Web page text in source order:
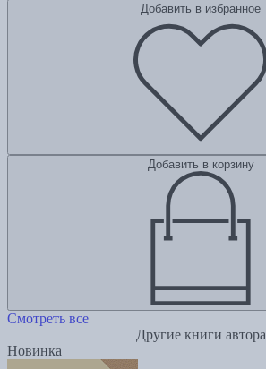
Добавить в избранное
Добавить в корзину
Смотреть все
Другие книги автора
Новинка